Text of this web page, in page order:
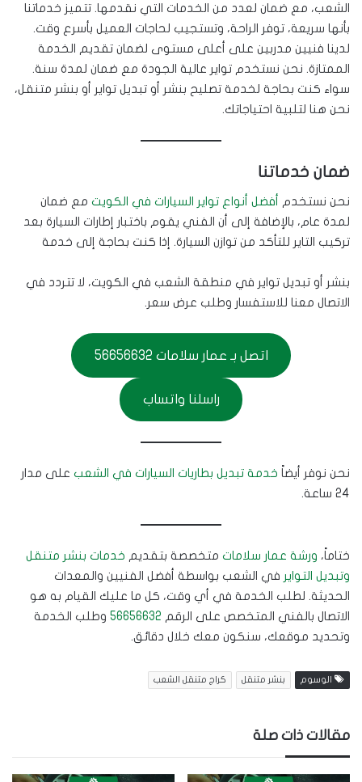
الشعب، مع ضمان لعدد من الخدمات التي نقدمها. تتميز خدماتنا
بأنها سريعة، توفر الراحة، وتستجيب لحاجات العميل بأسرع وقت.
لدينا فنيين مدربين على أعلى مستوى لضمان تقديم الخدمة
الممتازة. نحن نستخدم تواير عالية الجودة مع ضمان لمدة سنة.
سواء كنت بحاجة لخدمة تصليح بنشر أو تبديل تواير أو بنشر متنقل،
نحن هنا لتلبية احتياجاتك.
ضمان خدماتنا
نحن نستخدم أفضل أنواع تواير السيارات في الكويت مع ضمان
لمدة عام، بالإضافة إلى أن الفني يقوم باختبار إطارات السيارة بعد
تركيب التاير للتأكد من توازن السيارة. إذا كنت بحاجة إلى خدمة
بنشر أو تبديل تواير في منطقة الشعب في الكويت، لا تتردد في
الاتصال معنا للاستفسار وطلب عرض سعر.
اتصل بـ عمار سلامات 56656632
راسلنا واتساب
نحن نوفر أيضاً خدمة تبديل بطاريات السيارات في الشعب على مدار
24 ساعة.
ختاماً، ورشة عمار سلامات متخصصة بتقديم خدمات بنشر متنقل
وتبديل التواير في الشعب بواسطة أفضل الفنيين والمعدات
الحديثة. لطلب الخدمة في أي وقت، كل ما عليك القيام به هو
الاتصال بالفني المتخصص على الرقم 56656632 وطلب الخدمة
وتحديد موقعك، سنكون معك خلال دقائق.
الوسوم بنشر متنقل كراج متنقل الشعب
مقالات ذات صلة